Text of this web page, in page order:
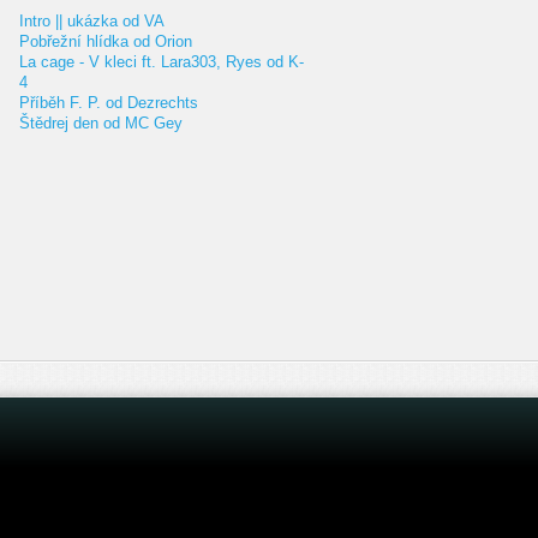
Intro || ukázka od VA
Pobřežní hlídka od Orion
La cage - V kleci ft. Lara303, Ryes od K-
4
Příběh F. P. od Dezrechts
Štědrej den od MC Gey